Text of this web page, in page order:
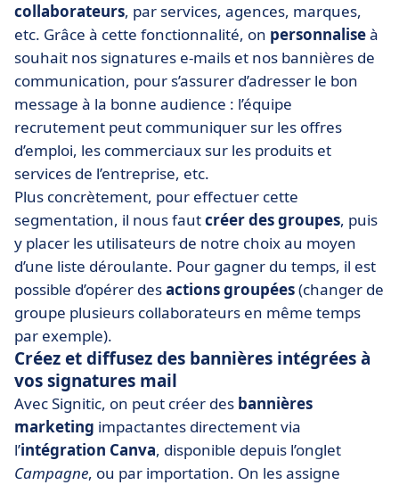
collaborateurs, par services, agences, marques,
etc. Grâce à cette fonctionnalité, on personnaliseà
souhait nos signatures e-mails et nos bannières de
communication, pour s’assurer d’adresser le bon
message à la bonne audience : l’équipe
recrutement peut communiquer sur les offres
d’emploi, les commerciaux sur les produits et
services de l’entreprise, etc.
Plus concrètement, pour effectuer cette
segmentation, il nous fautcréer des groupes, puis
y placer les utilisateurs de notre choix au moyen
d’une liste déroulante. Pour gagner du temps, il est
possible d’opérer desactions groupées(changer de
groupe plusieurs collaborateurs en même temps
par exemple).
Créez et diffusez des bannières intégrées à
vos signatures mail
Avec Signitic, on peut créer des bannières
marketing impactantes directement via
l’intégration Canva, disponible depuis l’onglet
Campagne, ou par importation. On les assigne